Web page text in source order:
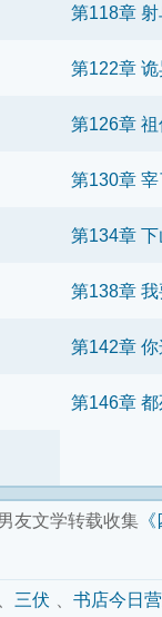
第118章
第122章
第126章
第130章 宰
第134章 下
第138章 我
第142章
第146章 都
友文学转载收集
三伏 书店今日